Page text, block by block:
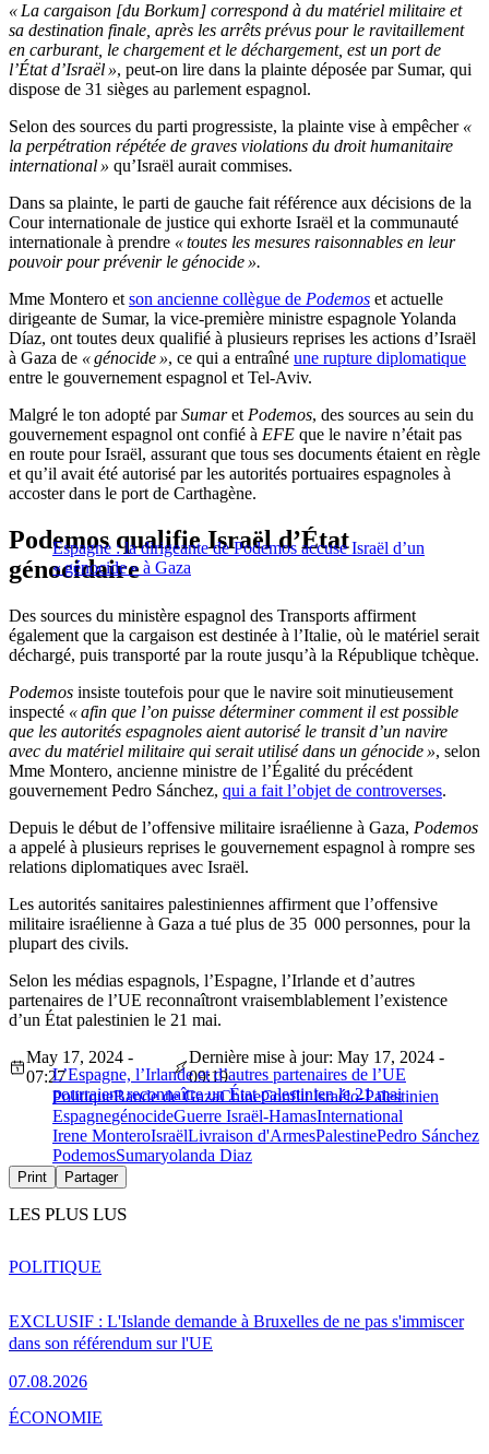
« La cargaison [du Borkum] correspond à du matériel militaire et
sa destination finale, après les arrêts prévus pour le ravitaillement
en carburant, le chargement et le déchargement, est un port de
l’État d’Israël », peut-on lire dans la plainte déposée par Sumar, qui
dispose de 31 sièges au parlement espagnol.
Selon des sources du parti progressiste, la plainte vise à empêcher «
la perpétration répétée de graves violations du droit humanitaire
international » qu’Israël aurait commises.
Dans sa plainte, le parti de gauche fait référence aux décisions de la
Cour internationale de justice qui exhorte Israël et la communauté
internationale à prendre « toutes les mesures raisonnables en leur
pouvoir pour prévenir le génocide ».
Mme Montero et son ancienne collègue de Podemos et actuelle
dirigeante de Sumar, la vice-première ministre espagnole Yolanda
Díaz, ont toutes deux qualifié à plusieurs reprises les actions d’Israël
à Gaza de « génocide », ce qui a entraîné une rupture diplomatique
entre le gouvernement espagnol et Tel-Aviv.
Malgré le ton adopté parSumaret Podemos, des sources au sein du
gouvernement espagnol ont confié à EFE que le navire n’était pas
en route pour Israël, assurant que tous ses documents étaient en règle
et qu’il avait été autorisé par les autorités portuaires espagnoles à
accoster dans le port de Carthagène.
Espagne : la dirigeante de Podemos accuse Israël d’un
« génocide » à Gaza
Podemos qualifie Israël d’État
génocidaire
Des sources du ministère espagnol des Transports affirment
également que la cargaison est destinée à l’Italie, où le matériel serait
déchargé, puis transporté par la route jusqu’à la République tchèque.
Podemos insiste toutefois pour que le navire soit minutieusement
inspecté « afin que l’on puisse déterminer comment il est possible
que les autorités espagnoles aient autorisé le transit d’un navire
avec du matériel militaire qui serait utilisé dans un génocide », selon
Mme Montero, ancienne ministre de l’Égalité du précédent
gouvernement Pedro Sánchez, qui a fait l’objet de controverses.
Depuis le début de l’offensive militaire israélienne à Gaza, Podemos
a appelé à plusieurs reprises le gouvernement espagnol à rompre ses
relations diplomatiques avec Israël.
Les autorités sanitaires palestiniennes affirment que l’offensive
militaire israélienne à Gaza a tué plus de 35 000 personnes, pour la
plupart des civils.
Selon les médias espagnols, l’Espagne, l’Irlande et d’autres
partenaires de l’UE reconnaîtront vraisemblablement l’existence
d’un État palestinien le 21 mai.
L’Espagne, l’Irlande et d’autres partenaires de l’UE
pourraient reconnaître un État palestinien le 21 mai
May 17, 2024 -
07:27
Dernière mise à jour: May 17, 2024 -
09:19
PolitiqueBande de GazaChineConflit Israélo-Palestinien
EspagnegénocideGuerre Israël-HamasInternational
Irene MonteroIsraëlLivraison d'ArmesPalestinePedro Sánchez
PodemosSumaryolanda Diaz
Print Partager
LES PLUS LUS
EXCLUSIF : L'Islande demande à Bruxelles de ne pas s'immiscer
dans son référendum sur l'UE
07.08.2026
POLITIQUE
ÉCONOMIE